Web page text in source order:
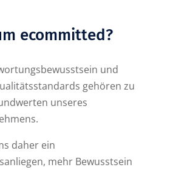
ecommitted?
und
gehören zu
unseres
daher ein
mehr Bewusstsein